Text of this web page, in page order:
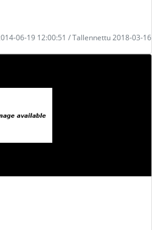
06-19 12:00:51 / Tallennettu 2018-03-16